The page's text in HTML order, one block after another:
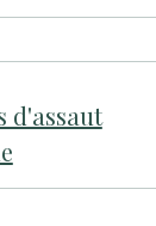
d'assaut